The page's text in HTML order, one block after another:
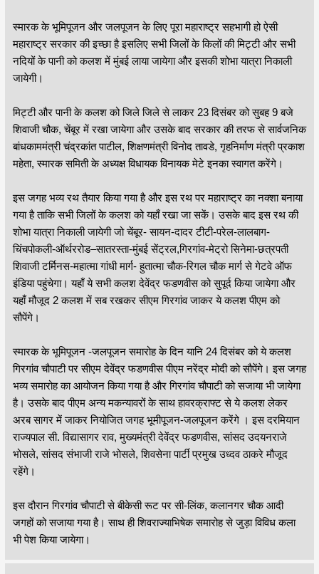
स्मारक के भूमिपूजन और जलपूजन के लिए पूरा महाराष्ट्र सहभागी हो ऐसी
महाराष्ट्र सरकार की इच्छा है इसलिए सभी जिलों के किलों की मिट्टी और सभी
नदियों के पानी को कलश में मुंबई लाया जायेगा और इसकी शोभा यात्रा निकाली
जायेगी।
मिट्टी और पानी के कलश को जिले जिले से लाकर 23 दिसंबर को सुबह 9 बजे
शिवाजी चौक, चेंबूर में रखा जायेगा और उसके बाद सरकार की तरफ से सार्वजनिक
बांधकाममंत्री चंद्रकांत पाटील, शिक्षणमंत्री विनोद तावडे, गृहनिर्माण मंत्री प्रकाश
महेता, स्मारक समिती के अध्यक्ष विधायक विनायक मेटे इनका स्वागत करेंगे।
इस जगह भव्य रथ तैयार किया गया है और इस रथ पर महाराष्ट्र का नक्शा बनाया
गया है ताकि सभी जिलों के कलश को यहाँ रखा जा सकें। उसके बाद इस रथ की
शोभा यात्रा निकाली जायेगी जो चेंबूर- सायन-दादर टीटी-परेल-लालबाग-
चिंचपोकली-ऑर्थररोड–सातरस्ता-मुंबई सेंट्रल,गिरगांव-मेट्रो सिनेमा-छत्रपती
शिवाजी टर्मिनस-महात्मा गांधी मार्ग- हुतात्मा चौक-रिगल चौक मार्ग से गेटवे ऑफ
इंडिया पहुंचेगा। यहाँ ये सभी कलश देवेंद्र फडणवीस को सुपूर्द किया जायेगा और
यहाँ मौजूद 2 कलश में सब रखकर सीएम गिरगांव जाकर ये कलश पीएम को
सौपेंगे।
स्मारक के भूमिपूजन -जलपूजन समारोह के दिन यानि 24 दिसंबर को ये कलश
गिरगांव चौपाटी पर सीएम देवेंद्र फडणवीस पीएम नरेंद्र मोदी को सौपेंगे। इस जगह
भव्य समारोह का आयोजन किया गया है और गिरगांव चौपाटी को सजाया भी जायेगा
है। उसके बाद पीएम अन्य मकन्यावरों के साथ हावरक्राफ्ट से ये कलश लेकर
अरब सागर में जाकर नियोजित जगह भूमीपूजन-जलपूजन करेंगे । इस दरमियान
राज्यपाल सी. विद्यासागर राव, मुख्यमंत्री देवेंद्र फडणवीस, सांसद उदयनराजे
भोसले, सांसद संभाजी राजे भोसले, शिवसेना पार्टी प्रमुख उध्दव ठाकरे मौजूद
रहेंगे।
इस दौरान गिरगांव चौपाटी से बीकेसी रूट पर सी-लिंक, कलानगर चौक आदी
जगहों को सजाया गया है। साथ ही शिवराज्याभिषेक समारोह से जुड़ा विविध कला
भी पेश किया जायेगा।